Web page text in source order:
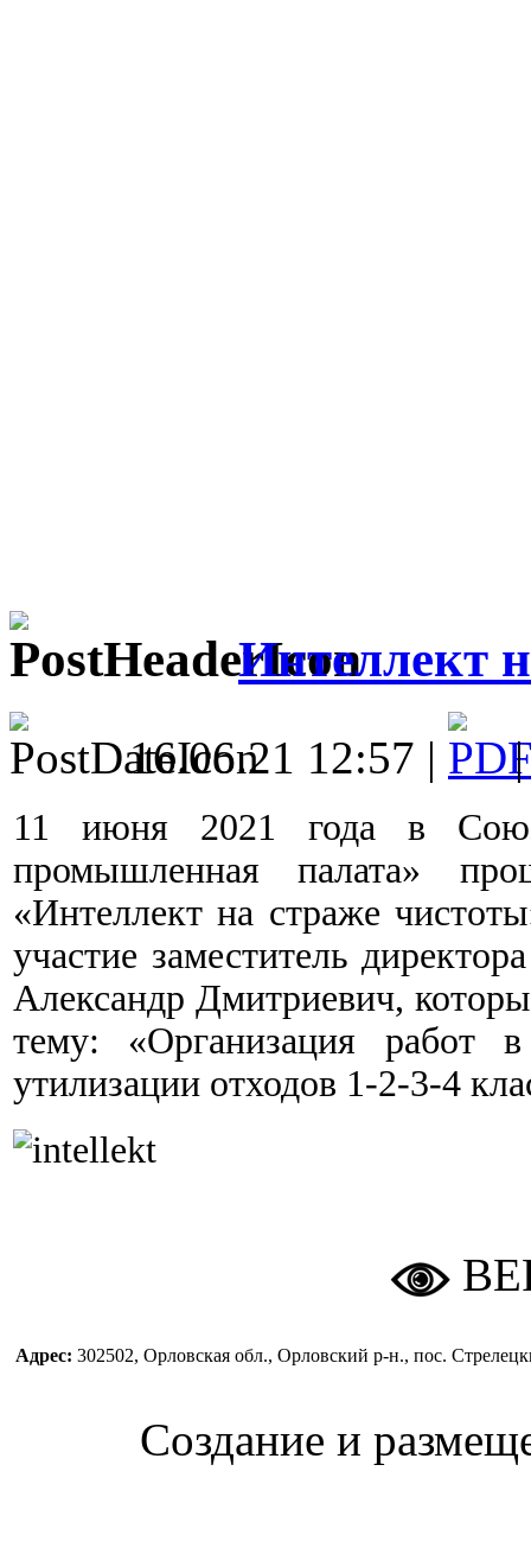
Интеллект
16.06.21 12:57 |
11 июня 2021 года в
промышленная палата»
«Интеллект на страже
участие заместитель
Александр Дмитриевич,
тему: «Организация
утилизации отходов 1-2-3-4
Адрес: 302502, Орловская обл., Орловский р-н., пос.
Создание и